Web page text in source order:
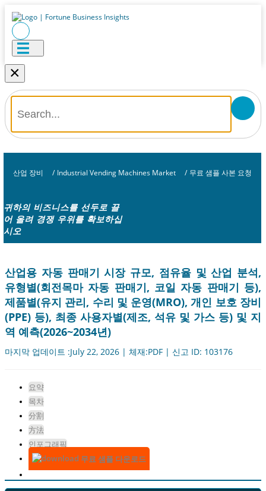
×
산업 장비 / Industrial Vending Machines Market / 무료 샘플 사본 요청
귀하의 비즈니스를 선두로 끌
어 올려 경쟁 우위를 확보하십
시오
산업용 자동 판매기 시장 규모, 점유율 및 산업 분석,
유형별(회전목마 자동 판매기, 코일 자동 판매기 등),
제품별(유지 관리, 수리 및 운영(MRO), 개인 보호 장비
(PPE) 등), 최종 사용자별(제조, 석유 및 가스 등) 및 지
역 예측(2026~2034년)
마지막 업데이트 :July 22, 2026 | 체재:PDF | 신고 ID: 103176
요약
목차
分割
方法
인포그래픽
무료 샘플 다운로드